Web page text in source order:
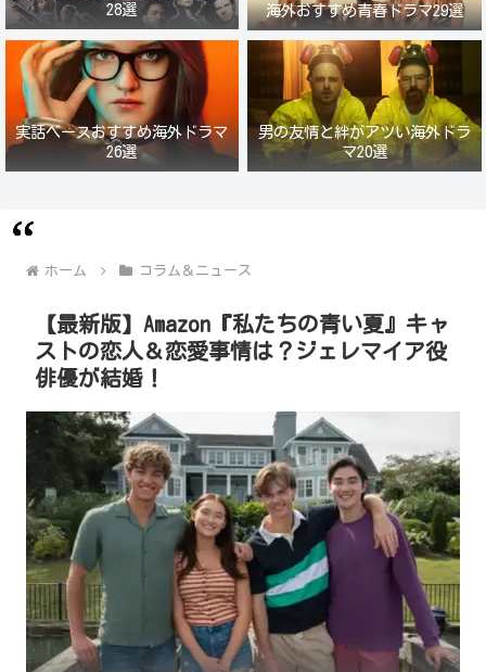
28選
海外おすすめ青春ドラマ29選
実話ベースおすすめ海外ドラマ
26選
男の友情と絆がアツい海外ドラ
マ20選
ホーム コラム＆ニュース
【最新版】Amazon『私たちの青い夏』キャ
ストの恋人＆恋愛事情は？ジェレマイア役
俳優が結婚！